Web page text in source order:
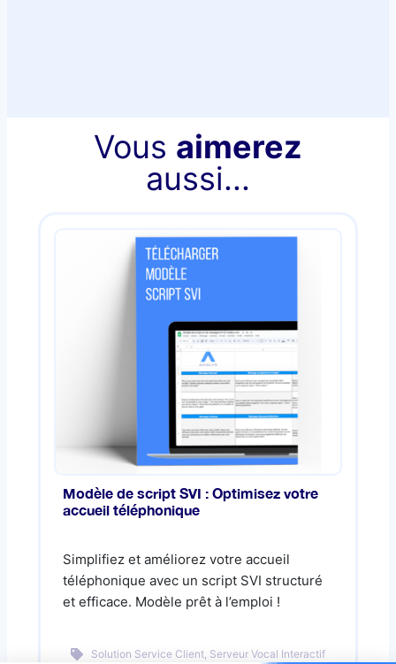
Vous aimerez
aussi...
Modèle de script SVI : Optimisez votre
accueil téléphonique
Simplifiez et améliorez votre accueil
téléphonique avec un script SVI structuré
et efficace. Modèle prêt à l’emploi !
Solution Service Client, Serveur Vocal Interactif